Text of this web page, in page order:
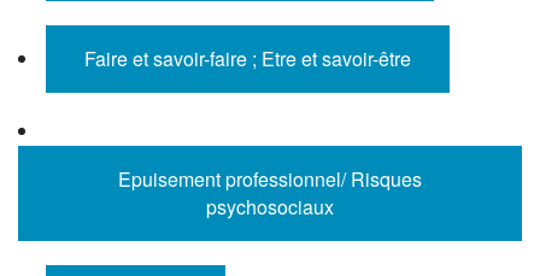
Faire et savoir-faire ; Etre et savoir-être
Epuisement professionnel/ Risques
psychosociaux